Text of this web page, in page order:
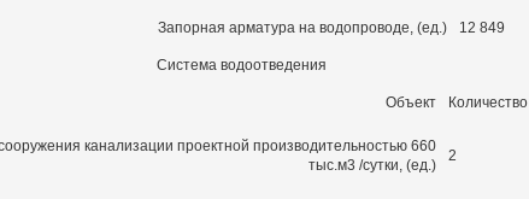
Запорная арматура на водопроводе, (ед.) 12 849
Система водоотведения
Объект Количество
канализации проектной производительностью 660
тыс.м3 /сутки, (ед.)
2